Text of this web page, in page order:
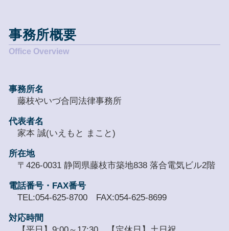
事務所概要
事務所名
藤枝やいづ合同法律事務所
代表者名
家本 誠(いえもと まこと)
所在地
〒426-0031 静岡県藤枝市築地838 落合電気ビル2階
電話番号・FAX番号
TEL:054-625-8700 FAX:054-625-8699
対応時間